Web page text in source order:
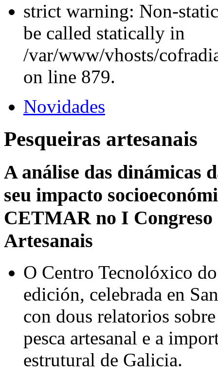
strict warning: Non-
be called statically in
/var/www/vhosts/
on line 879.
Novidades
Pesqueiras artesanais
A análise das dinámicas
seu impacto
CETMAR no I Congreso
Artesanais
O Centro Tecnolóxico
edición, celebrada en
con dous relatorios
pesca artesanal e a
estrutural de Galicia.